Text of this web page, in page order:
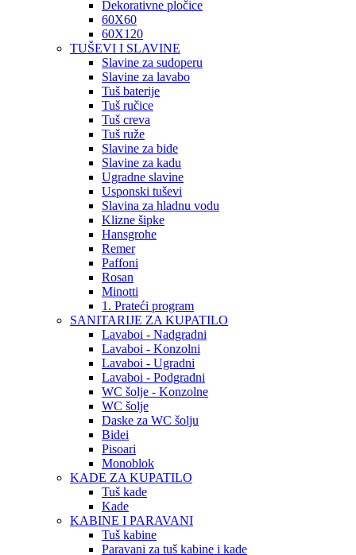
Dekorativne pločice
60X60
60X120
TUŠEVI I SLAVINE
Slavine za sudoperu
Slavine za lavabo
Tuš baterije
Tuš ručice
Tuš creva
Tuš ruže
Slavine za bide
Slavine za kadu
Ugradne slavine
Usponski tuševi
Slavina za hladnu vodu
Klizne šipke
Hansgrohe
Remer
Paffoni
Rosan
Minotti
1. Prateći program
SANITARIJE ZA KUPATILO
Lavaboi - Nadgradni
Lavaboi - Konzolni
Lavaboi - Ugradni
Lavaboi - Podgradni
WC šolje - Konzolne
WC šolje
Daske za WC šolju
Bidei
Pisoari
Monoblok
KADE ZA KUPATILO
Tuš kade
Kade
KABINE I PARAVANI
Tuš kabine
Paravani za tuš kabine i kade